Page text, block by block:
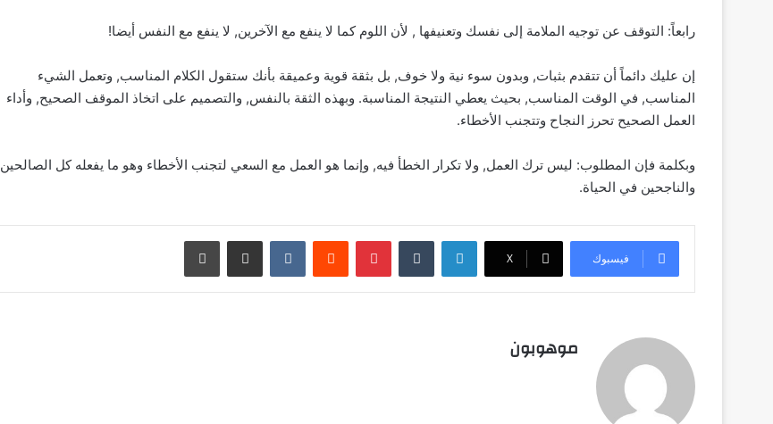
رابعاً: التوقف عن توجيه الملامة إلى نفسك وتعنيفها , لأن اللوم كما لا ينفع مع الآخرين, لا ينفع مع النفس أيضا!
إن عليك دائماً أن تتقدم بثبات, وبدون سوء نية ولا خوف, بل بثقة قوية وعميقة بأنك ستقول الكلام المناسب, وتعمل الشيء
المناسب, في الوقت المناسب, بحيث يعطي النتيجة المناسبة. وبهذه الثقة بالنفس, والتصميم على اتخاذ الموقف الصحيح, وأداء
العمل الصحيح تحرز النجاح وتتجنب الأخطاء.
وبكلمة فإن المطلوب: ليس ترك العمل, ولا تكرار الخطأ فيه, وإنما هو العمل مع السعي لتجنب الأخطاء وهو ما يفعله كل الصالحين
والناجحين في الحياة.
فيسبوك ‫X
لينكدإن بينتيريست
موهوبون